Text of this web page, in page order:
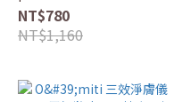
NT$780
NT$1,160